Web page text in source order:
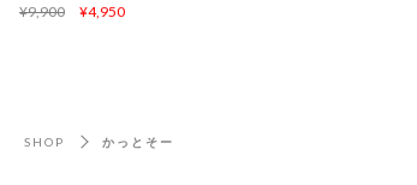
¥9,900 ¥4,950
SHOP かっとそー